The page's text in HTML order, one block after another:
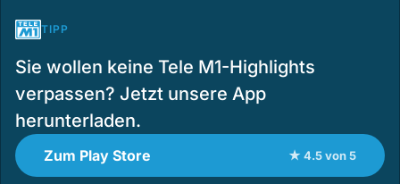
TIPP
Sie wollen keine Tele M1-Highlights
verpassen? Jetzt unsere App
herunterladen.
Zum Play Store ★ 4.5 von 5